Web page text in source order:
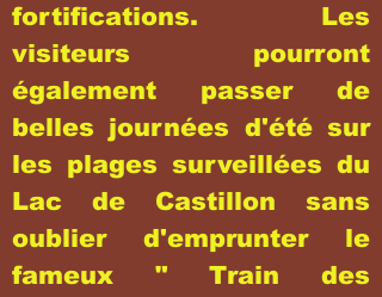
fortifications. Les
visiteurs pourront
également passer de
belles journées d'été sur
les plages surveillées du
Lac de Castillon sans
oublier d'emprunter le
fameux " Train des